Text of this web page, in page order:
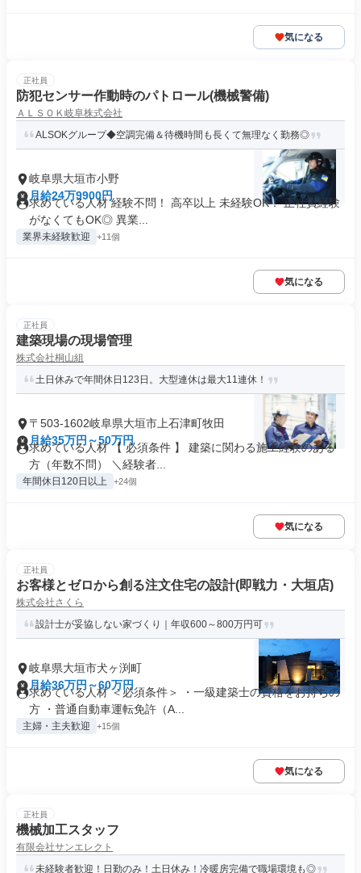
気になる
正社員
防犯センサー作動時のパトロール(機械警備)
ＡＬＳＯＫ岐阜株式会社
ALSOKグループ◆空調完備＆待機時間も長くて無理なく勤務◎
岐阜県大垣市小野
月給24万9900円
求めている人材 経験不問！ 高卒以上 未経験OK！ 正社員経験
がなくてもOK◎ 異業...
業界未経験歓迎 +11個
気になる
正社員
建築現場の現場管理
株式会社桐山組
土日休みで年間休日123日。大型連休は最大11連休！
〒503-1602岐阜県大垣市上石津町牧田
月給35万円～50万円
求めている人材 【 必須条件 】 建築に関わる施工経験のある
方（年数不問） ＼経験者...
年間休日120日以上 +24個
気になる
正社員
お客様とゼロから創る注文住宅の設計(即戦力・大垣店)
株式会社さくら
設計士が妥協しない家づくり｜年収600～800万円可
岐阜県大垣市犬ヶ渕町
月給36万円～60万円
求めている人材 ＜必須条件＞ ・一級建築士の資格をお持ちの
方 ・普通自動車運転免許（A...
主婦・主夫歓迎 +15個
気になる
正社員
機械加工スタッフ
有限会社サンエレクト
未経験者歓迎！日勤のみ！土日休み！冷暖房完備で職場環境も◎